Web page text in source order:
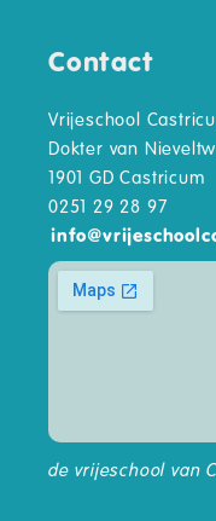
Contact
Vrijeschool
Dokter van
1901 GD Castricum
0251 29 28 97
info@
de vrijeschool van